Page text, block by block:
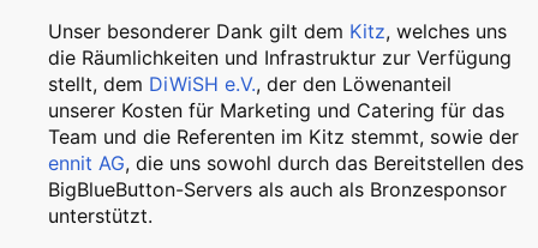
Unser besonderer Dank gilt dem Kitz, welches uns
die Räumlichkeiten und Infrastruktur zur Verfügung
stellt, dem DiWiSH e.V., der den Löwenanteil
unserer Kosten für Marketing und Catering für das
Team und die Referenten im Kitz stemmt, sowie der
ennit AG, die uns sowohl durch das Bereitstellen des
BigBlueButton-Servers als auch als Bronzesponsor
unterstützt.